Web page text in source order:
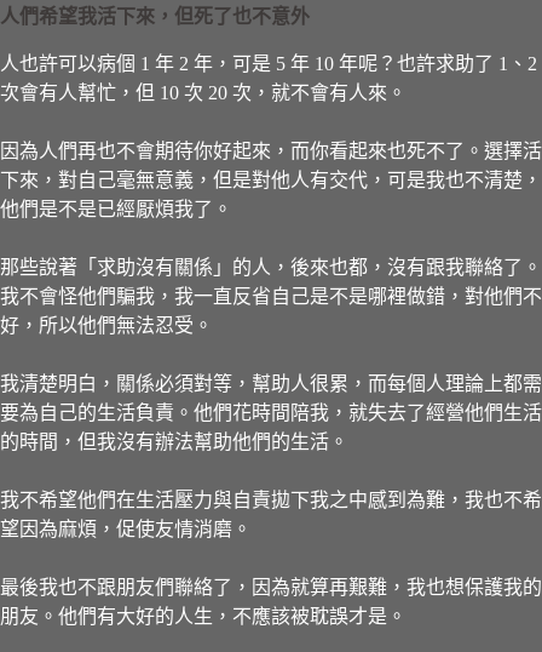
人們希望我活下來，但死了也不意外
人也許可以病個 1 年 2 年，可是 5 年 10 年呢？也許求助了 1、2
次會有人幫忙，但 10 次 20 次，就不會有人來。
因為人們再也不會期待你好起來，而你看起來也死不了。選擇活
下來，對自己毫無意義，但是對他人有交代，可是我也不清楚，
他們是不是已經厭煩我了。
那些說著「求助沒有關係」的人，後來也都，沒有跟我聯絡了。
我不會怪他們騙我，我一直反省自己是不是哪裡做錯，對他們不
好，所以他們無法忍受。
我清楚明白，關係必須對等，幫助人很累，而每個人理論上都需
要為自己的生活負責。他們花時間陪我，就失去了經營他們生活
的時間，但我沒有辦法幫助他們的生活。
我不希望他們在生活壓力與自責拋下我之中感到為難，我也不希
望因為麻煩，促使友情消磨。
最後我也不跟朋友們聯絡了，因為就算再艱難，我也想保護我的
朋友。他們有大好的人生，不應該被耽誤才是。